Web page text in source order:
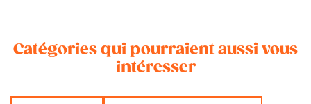
Catégories qui pourraient aussi vous
intéresser